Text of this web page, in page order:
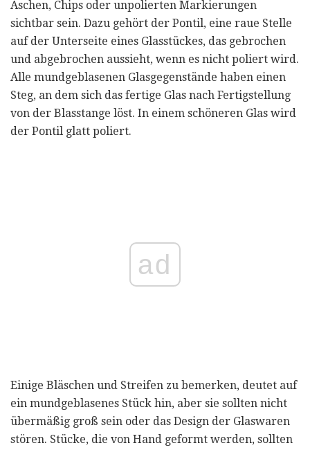
Aschen, Chips oder unpolierten Markierungen
sichtbar sein. Dazu gehört der Pontil, eine raue Stelle
auf der Unterseite eines Glasstückes, das gebrochen
und abgebrochen aussieht, wenn es nicht poliert wird.
Alle mundgeblasenen Glasgegenstände haben einen
Steg, an dem sich das fertige Glas nach Fertigstellung
von der Blasstange löst. In einem schöneren Glas wird
der Pontil glatt poliert.
ad
Einige Bläschen und Streifen zu bemerken, deutet auf
ein mundgeblasenes Stück hin, aber sie sollten nicht
übermäßig groß sein oder das Design der Glaswaren
stören. Stücke, die von Hand geformt werden, sollten